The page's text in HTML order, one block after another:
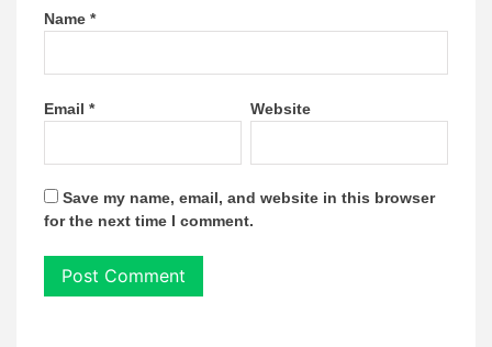
Name *
Email * Website
Save my name, email, and website in this browser
for the next time I comment.